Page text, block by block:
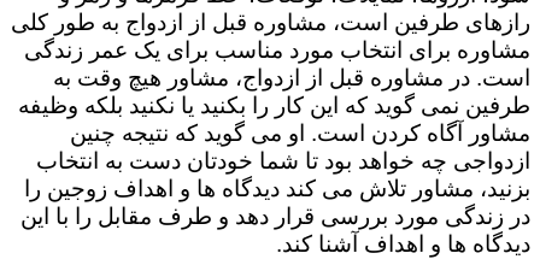
رازهای طرفین است، مشاوره قبل از ازدواج به طور کلی
مشاوره برای انتخاب مورد مناسب برای یک عمر زندگی
است. در مشاوره قبل از ازدواج، مشاور هیچ وقت به
طرفین نمی گوید که این کار را بکنید یا نکنید بلکه وظیفه
مشاور آگاه کردن است. او می گوید که نتیجه چنین
ازدواجی چه خواهد بود تا شما خودتان دست به انتخاب
بزنید، مشاور تلاش می کند دیدگاه ها و اهداف زوجین را
در زندگی مورد بررسی قرار دهد و طرف مقابل را با این
دیدگاه ها و اهداف آشنا کند.